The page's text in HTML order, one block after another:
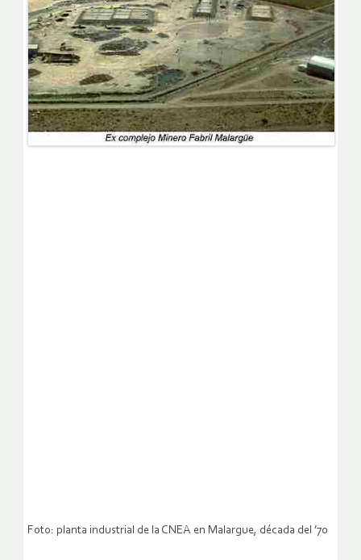
Foto: planta industrial de la CNEA en Malargue, década del ’70